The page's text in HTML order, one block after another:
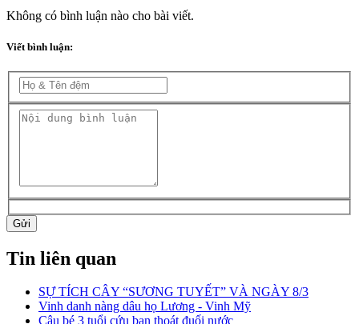
Không có bình luận nào cho bài viết.
Viết bình luận:
Gửi
Tin liên quan
SỰ TÍCH CÂY “SƯƠNG TUYẾT” VÀ NGÀY 8/3
Vinh danh nàng dâu họ Lương - Vinh Mỹ
Cậu bé 3 tuổi cứu bạn thoát đuối nước